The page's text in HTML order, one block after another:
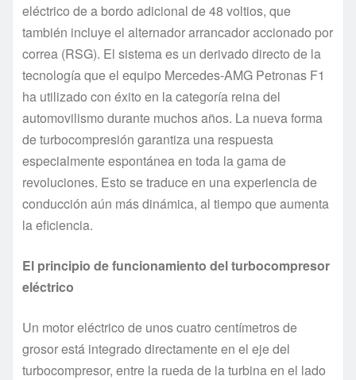
eléctrico de a bordo adicional de 48 voltios, que
también incluye el alternador arrancador accionado por
correa (RSG). El sistema es un derivado directo de la
tecnología que el equipo Mercedes-AMG Petronas F1
ha utilizado con éxito en la categoría reina del
automovilismo durante muchos años. La nueva forma
de turbocompresión garantiza una respuesta
especialmente espontánea en toda la gama de
revoluciones. Esto se traduce en una experiencia de
conducción aún más dinámica, al tiempo que aumenta
la eficiencia.
El principio de funcionamiento del turbocompresor
eléctrico
Un motor eléctrico de unos cuatro centímetros de
grosor está integrado directamente en el eje del
turbocompresor, entre la rueda de la turbina en el lado